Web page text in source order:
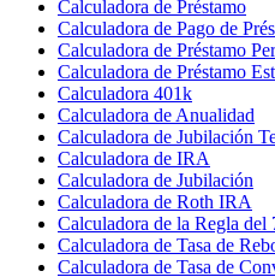
Calculadora de Préstamo
Calculadora de Pago de
Calculadora de Préstamo
Calculadora de Préstamo
Calculadora 401k
Calculadora de Anualidad
Calculadora de Jubilación
Calculadora de IRA
Calculadora de Jubilación
Calculadora de Roth IRA
Calculadora de la Regla del
Calculadora de Tasa de
Calculadora de Tasa de